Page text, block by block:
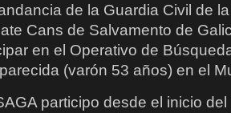
de la Guardia Civil de
Cans de Salvamento de
en el Operativo de
(varón 53 años) en el
participo desde el inicio